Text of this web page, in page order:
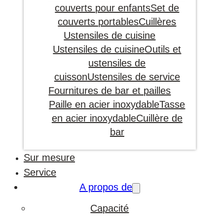
KO
couverts pour enfantsSet de
couverts portablesCuillères
Ustensiles de cuisine
Ustensiles de cuisineOutils et
ustensiles de
cuissonUstensiles de service
Fournitures de bar et pailles
Paille en acier inoxydableTasse
en acier inoxydableCuillère de
bar
Sur mesure
Service
A propos de
Capacité